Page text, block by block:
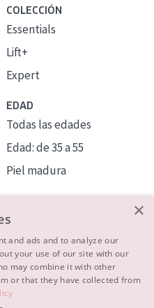
COLECCIÓN
Essentials
Lift+
Expert
EDAD
Todas las edades
Edad: de 35 a 55
Piel madura
×
and ads and to analyze our
your use of our site with our
may combine it with other
or that they have collected from